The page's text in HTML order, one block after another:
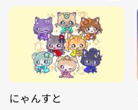
にゃんすと